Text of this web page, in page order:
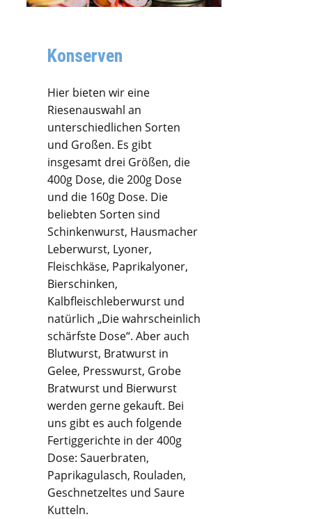
Konserven
Hier bieten wir eine
Riesenauswahl an
unterschiedlichen Sorten
und Großen. Es gibt
insgesamt drei Größen, die
400g Dose, die 200g Dose
und die 160g Dose. Die
beliebten Sorten sind
Schinkenwurst, Hausmacher
Leberwurst, Lyoner,
Fleischkäse, Paprikalyoner,
Bierschinken,
Kalbfleischleberwurst und
natürlich „Die wahrscheinlich
schärfste Dose“. Aber auch
Blutwurst, Bratwurst in
Gelee, Presswurst, Grobe
Bratwurst und Bierwurst
werden gerne gekauft. Bei
uns gibt es auch folgende
Fertiggerichte in der 400g
Dose: Sauerbraten,
Paprikagulasch, Rouladen,
Geschnetzeltes und Saure
Kutteln.